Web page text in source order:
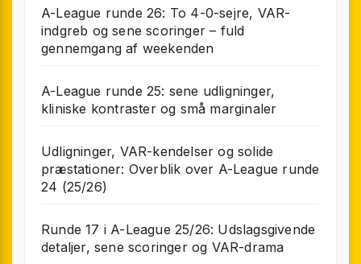
A-League runde 26: To 4-0-sejre, VAR-
indgreb og sene scoringer – fuld
gennemgang af weekenden
A-League runde 25: sene udligninger,
kliniske kontraster og små marginaler
Udligninger, VAR-kendelser og solide
præstationer: Overblik over A-League runde
24 (25/26)
Runde 17 i A-League 25/26: Udslagsgivende
detaljer, sene scoringer og VAR-drama